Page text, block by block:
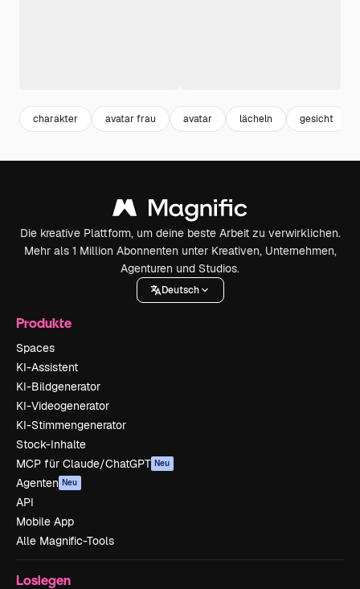
charakter avatar frau avatar lächeln gesicht
Die kreative Plattform, um deine beste Arbeit zu verwirklichen.
Mehr als 1 Million Abonnenten unter Kreativen, Unternehmen,
Agenturen und Studios.
Deutsch
Produkte
Spaces
KI-Assistent
KI-Bildgenerator
KI-Videogenerator
KI-Stimmengenerator
Stock-Inhalte
MCP für Claude/ChatGPT Neu
Agenten Neu
API
Mobile App
Alle Magnific-Tools
Loslegen